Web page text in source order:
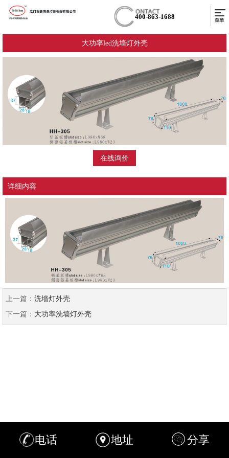
400-863-1688
大功率led洗墙灯外壳
在线询价
详细内容
上一篇： 洗墙灯外壳
下一篇： 大功率洗墙灯外壳
电话 地址 分享